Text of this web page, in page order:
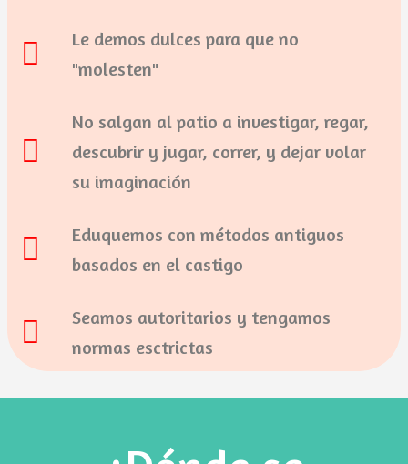
Le demos dulces para que no
"molesten"
No salgan al patio a investigar, regar,
descubrir y jugar, correr, y dejar volar
su imaginación
Eduquemos con métodos antiguos
basados en el castigo
Seamos autoritarios y tengamos
normas esctrictas